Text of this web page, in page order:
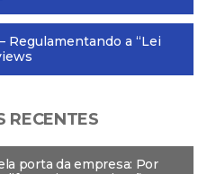
Regulamentando a “Lei
RECENTES
porta da empresa: Por